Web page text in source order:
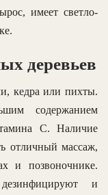
имеет светло-
деревьев
кедра или пихты.
содержанием
С. Наличие
отличный массаж,
и позвоночнике.
и